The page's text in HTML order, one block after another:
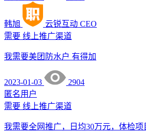
韩旭 云锐互动 CEO
需要 线上推广渠道
我需要美团防水户 有得加
2023-01-03
2904
匿名用户
需要 线上推广渠道
我需要全网推广，日均30万元，体检